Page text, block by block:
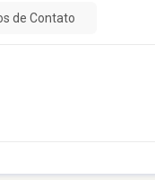
de Contato